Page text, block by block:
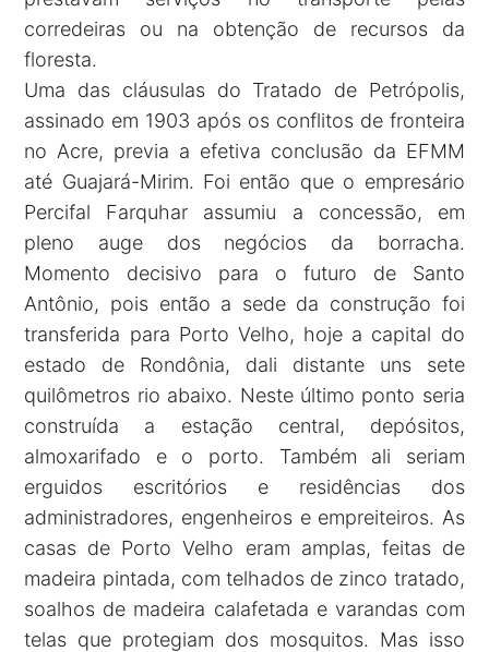
corredeiras ou na obtenção de recursos da
floresta.
Uma das cláusulas do Tratado de Petrópolis,
assinado em 1903 após os conflitos de fronteira
no Acre, previa a efetiva conclusão da EFMM
até Guajará-Mirim. Foi então que o empresário
Percifal Farquhar assumiu a concessão, em
pleno auge dos negócios da borracha.
Momento decisivo para o futuro de Santo
Antônio, pois então a sede da construção foi
transferida para Porto Velho, hoje a capital do
estado de Rondônia, dali distante uns sete
quilômetros rio abaixo. Neste último ponto seria
construída a estação central, depósitos,
almoxarifado e o porto. Também ali seriam
erguidos escritórios e residências dos
administradores, engenheiros e empreiteiros. As
casas de Porto Velho eram amplas, feitas de
madeira pintada, com telhados de zinco tratado,
soalhos de madeira calafetada e varandas com
telas que protegiam dos mosquitos. Mas isso